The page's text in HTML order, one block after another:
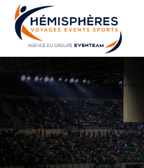
Rugby Football Formule 1